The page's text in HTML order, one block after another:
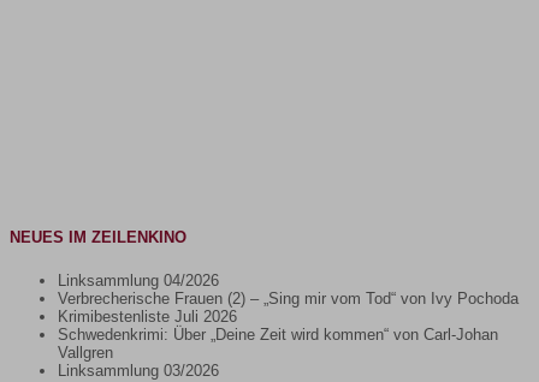
NEUES IM ZEILENKINO
Linksammlung 04/2026
Verbrecherische Frauen (2) – „Sing mir vom Tod“ von Ivy Pochoda
Krimibestenliste Juli 2026
Schwedenkrimi: Über „Deine Zeit wird kommen“ von Carl-Johan
Vallgren
Linksammlung 03/2026